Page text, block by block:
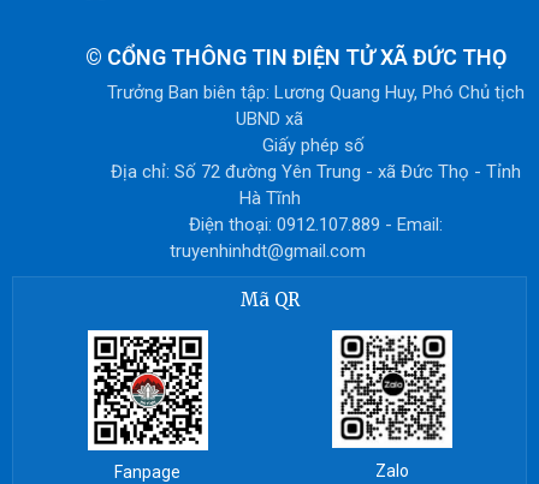
© CỔNG THÔNG TIN ĐIỆN TỬ XÃ ĐỨC THỌ
Trưởng Ban biên tập: Lương Quang Huy, Phó Chủ tịch
UBND xã
Giấy phép số
Địa chỉ: Số 72 đường Yên Trung - xã Đức Thọ - Tỉnh
Hà Tĩnh
Điện thoại: 0912.107.889 - Email:
truyenhinhdt@gmail.com
Mã QR
Fanpage Zalo